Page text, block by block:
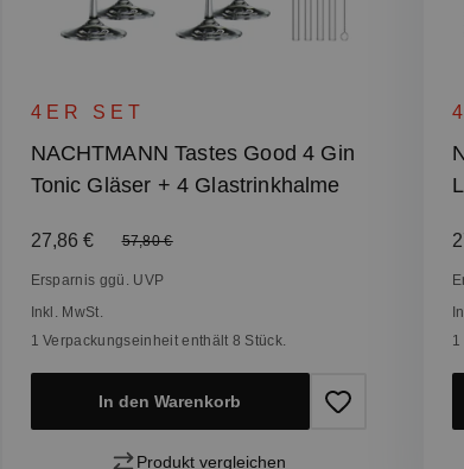
4ER SET
NACHTMANN Tastes Good 4 Gin
Tonic Gläser + 4 Glastrinkhalme
Verkaufspreis:
27,86 € Regulärer Preis:
57,80 €
Ersparnis ggü. UVP
Inkl. MwSt.
1 Verpackungseinheit enthält 8 Stück.
In den Warenkorb
Produkt vergleichen